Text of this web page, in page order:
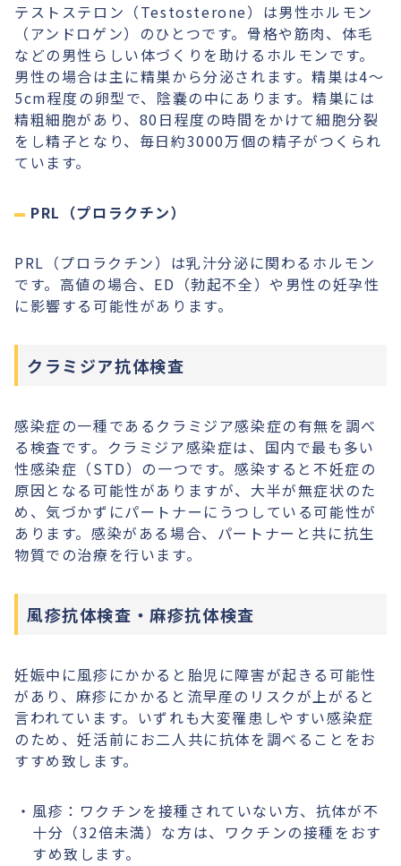
テストステロン（Testosterone）は男性ホルモン
（アンドロゲン）のひとつです。骨格や筋肉、体毛
などの男性らしい体づくりを助けるホルモンです。
男性の場合は主に精巣から分泌されます。精巣は4〜
5cm程度の卵型で、陰嚢の中にあります。精巣には
精粗細胞があり、80日程度の時間をかけて細胞分裂
をし精子となり、毎日約3000万個の精子がつくられ
ています。
PRL（プロラクチン）
PRL（プロラクチン）は乳汁分泌に関わるホルモン
です。高値の場合、ED（勃起不全）や男性の妊孕性
に影響する可能性があります。
クラミジア抗体検査
感染症の一種であるクラミジア感染症の有無を調べ
る検査です。クラミジア感染症は、国内で最も多い
性感染症（STD）の一つです。感染すると不妊症の
原因となる可能性がありますが、大半が無症状のた
め、気づかずにパートナーにうつしている可能性が
あります。感染がある場合、パートナーと共に抗生
物質での治療を行います。
風疹抗体検査・麻疹抗体検査
妊娠中に風疹にかかると胎児に障害が起きる可能性
があり、麻疹にかかると流早産のリスクが上がると
言われています。いずれも大変罹患しやすい感染症
のため、妊活前にお二人共に抗体を調べることをお
すすめ致します。
風疹：ワクチンを接種されていない方、抗体が不
十分（32倍未満）な方は、ワクチンの接種をおす
すめ致します。